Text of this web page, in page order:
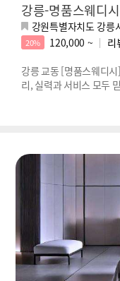
강릉-명품스웨디시
강원특별자치도 강
20% 120,000 ~ 리
강릉 교동 [명품스웨디
리, 실력과 서비스 모두